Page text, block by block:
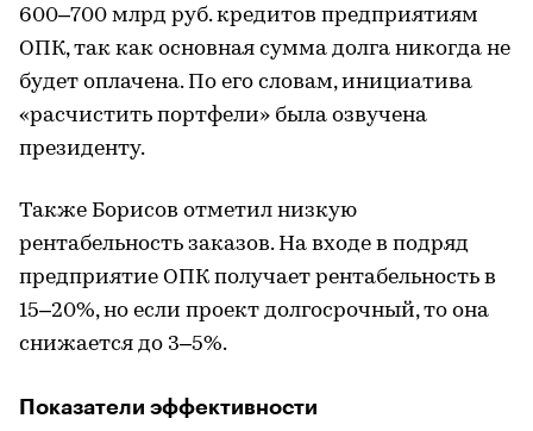
600–700 млрд руб. кредитов предприятиям
ОПК, так как основная сумма долга никогда не
будет оплачена. По его словам, инициатива
«расчистить портфели» была озвучена
президенту.
Также Борисов отметил низкую
рентабельность заказов. На входе в подряд
предприятие ОПК получает рентабельность в
15–20%, но если проект долгосрочный, то она
снижается до 3–5%.
Показатели эффективности